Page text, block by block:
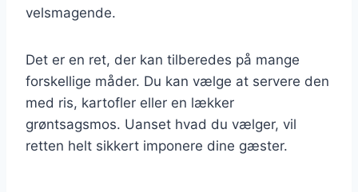
velsmagende.
Det er en ret, der kan tilberedes på mange
forskellige måder. Du kan vælge at servere den
med ris, kartofler eller en lækker
grøntsagsmos. Uanset hvad du vælger, vil
retten helt sikkert imponere dine gæster.